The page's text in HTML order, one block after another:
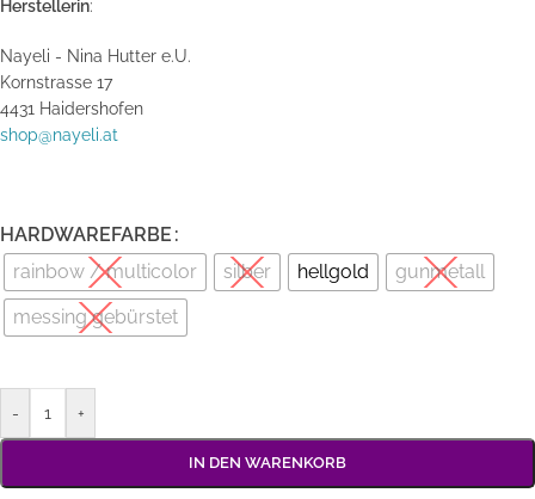
Herstellerin:
Nayeli - Nina Hutter e.U.
Kornstrasse 17
4431 Haidershofen
shop@nayeli.at
HARDWAREFARBE
rainbow / multicolor
silber hellgold
gunmetall
messing gebürstet
- +
IN DEN WARENKORB